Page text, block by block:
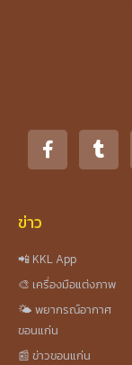
ข่าว
📲 KKL App
🎨 เครื่องมือแต่งภาพ
🌤️ พยากรณ์อากาศ
ขอนแก่น
📰 ข่าวขอนแก่น